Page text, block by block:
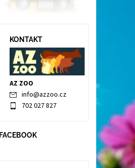
KONTAKT
AZ ZOO
info@azzoo.cz
702 027 827
FACEBOOK